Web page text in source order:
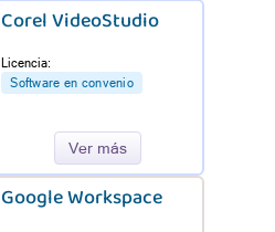
Corel VideoStudio
Licencia:
Software en convenio
Ver más
Google Workspace